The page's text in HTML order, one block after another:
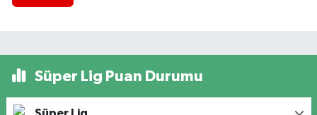
Süper Lig Puan Durumu